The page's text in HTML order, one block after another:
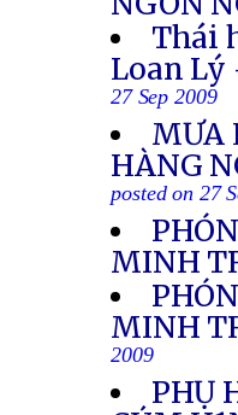
Thái
Loan Lý
27 Sep 2009
MƯA
HÀNG
posted on 27
MINH
MINH
2009
PHỤ